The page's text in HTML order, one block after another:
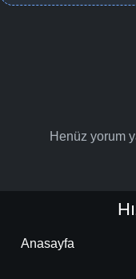
Henüz yorum
Anasayfa